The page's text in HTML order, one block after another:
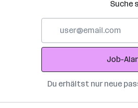
Suche
Adresse
Job-
Du erhältst nur neue